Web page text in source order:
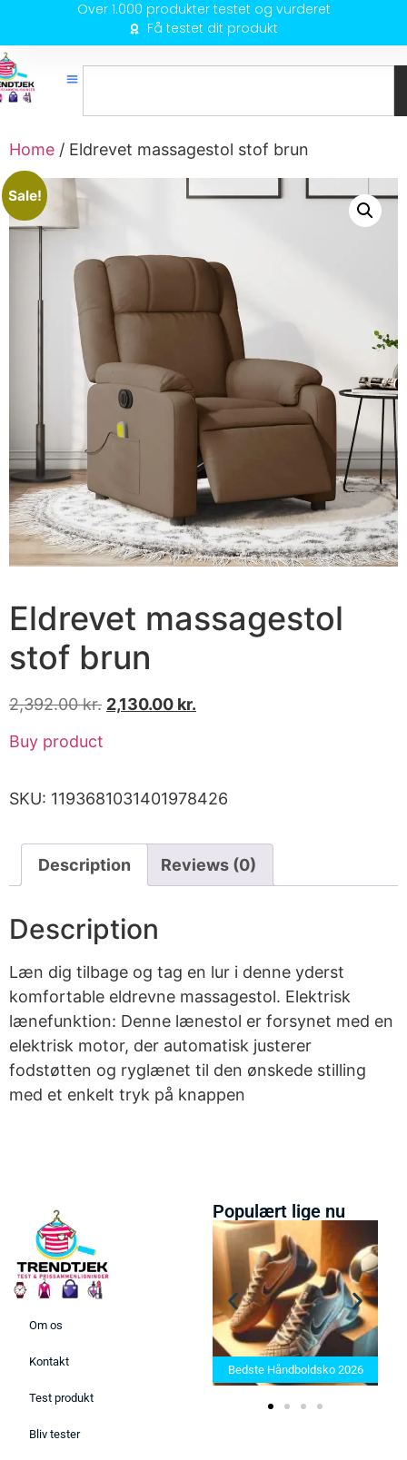
Over 1.000 produkter testet og vurderet
Få testet dit produkt
Home / Eldrevet massagestol stof brun
Sale!
Eldrevet massagestol
stof brun
2,392.00kr. 2,130.00 kr.
Buy product
SKU: 1193681031401978426
Description Reviews (0)
Description
Læn dig tilbage og tag en lur i denne yderst
komfortable eldrevne massagestol. Elektrisk
lænefunktion: Denne lænestol er forsynet med en
elektrisk motor, der automatisk justerer
fodstøtten og ryglænet til den ønskede stilling
med et enkelt tryk på knappen
Om os
Kontakt
Test produkt
Bliv tester
Populært lige nu
Bedste Saunatæppe 2025 –
Find de bedste produkter her!
Bedste Håndboldsko 2026